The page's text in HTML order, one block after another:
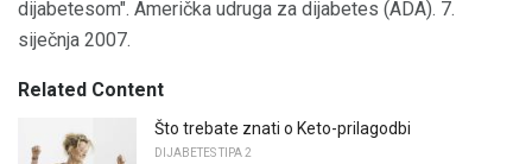
dijabetesom". Američka udruga za dijabetes (ADA). 7.
siječnja 2007.
Related Content
Što trebate znati o Keto-prilagodbi
DIJABETES TIPA 2